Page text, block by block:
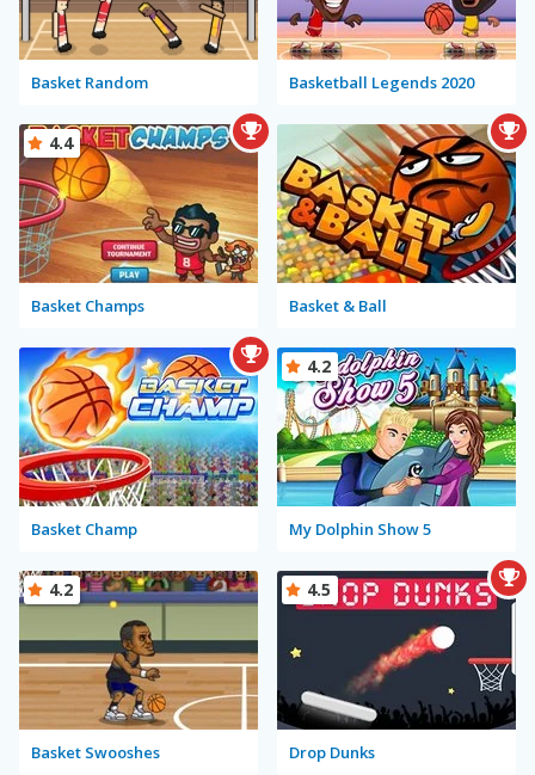
Basket Random Basketball Legends 2020
Basket Champs
4.4
Basket & Ball
Basket Champ My Dolphin Show 5
4.2
Basket Swooshes
4.2
Drop Dunks
4.5